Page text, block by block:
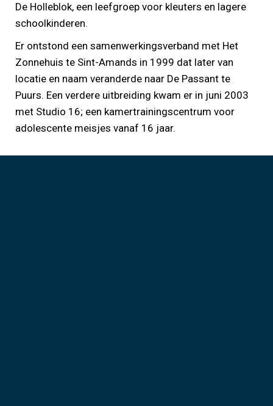
De Holleblok, een leefgroep voor kleuters en lagere
schoolkinderen.
Er ontstond een samenwerkingsverband met Het
Zonnehuis te Sint-Amands in 1999 dat later van
locatie en naam veranderde naar De Passant te
Puurs. Een verdere uitbreiding kwam er in juni 2003
met Studio 16; een kamertrainingscentrum voor
adolescente meisjes vanaf 16 jaar.